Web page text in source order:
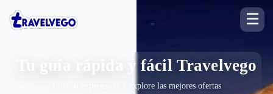
Tu guía rápida y fácil Travelvego
Elija su experiencia y explore las mejores ofertas
☰